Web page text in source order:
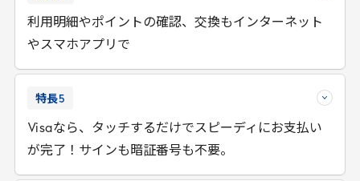
利用明細やポイントの確認、交換もインターネット
やスマホアプリで
特長5
Visaなら、タッチするだけでスピーディにお支払い
が完了！サインも暗証番号も不要。